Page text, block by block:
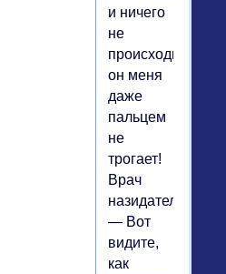
и ничего
не
происходит,
он меня
даже
пальцем
не
трогает!
Врач
назидательно:
— Вот
видите,
как